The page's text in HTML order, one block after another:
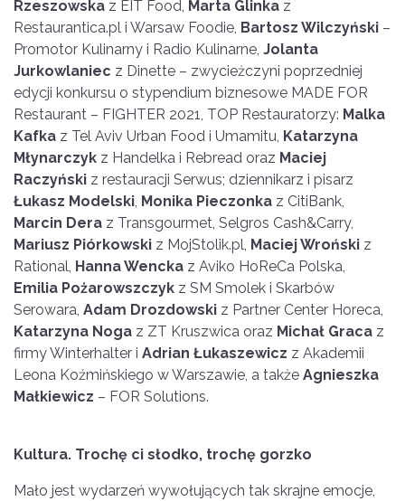
Rzeszowska z EIT Food, Marta Glinka z
Restaurantica.pl i Warsaw Foodie, Bartosz Wilczyński –
Promotor Kulinarny i Radio Kulinarne, Jolanta
Jurkowlaniec z Dinette – zwycieżczyni poprzedniej
edycji konkursu o stypendium biznesowe MADE FOR
Restaurant – FIGHTER 2021, TOP Restauratorzy: Malka
Kafka z Tel Aviv Urban Food i Umamitu, Katarzyna
Młynarczyk z Handelka i Rebread oraz Maciej
Raczyński z restauracji Serwus; dziennikarz i pisarz
Łukasz Modelski, Monika Pieczonka z CitiBank,
Marcin Dera z Transgourmet, Selgros Cash&Carry,
Mariusz Piórkowski z MojStolik.pl, Maciej Wroński z
Rational, Hanna Wencka z Aviko HoReCa Polska,
Emilia Pożarowszczyk z SM Smolek i Skarbów
Serowara, Adam Drozdowski z Partner Center Horeca,
Katarzyna Noga z ZT Kruszwica oraz Michał Graca z
firmy Winterhalter i Adrian Łukaszewicz z Akademii
Leona Koźmińskiego w Warszawie, a także Agnieszka
Małkiewicz – FOR Solutions.
Kultura. Trochę ci słodko, trochę gorzko
Mało jest wydarzeń wywołujących tak skrajne emocje,